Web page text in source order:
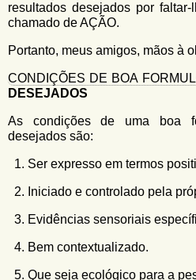
resultados desejados por
chamado de AÇÃO.
Portanto, meus amigos, mãos à
CONDIÇÕES DE BOA
DESEJADOS
As condições de uma boa
desejados são:
Ser expresso em termos
Iniciado e controlado pela
Evidências sensoriais
Bem contextualizado.
Que seja ecológico para a